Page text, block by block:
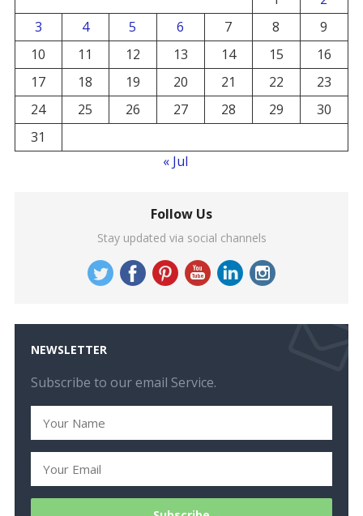
3
4 5 6 7 8
9
10
11 12 13 14 15
16
17
18 19 20 21 22
23
24
25 26 27 28 29
30
31
« Jul
Follow Us
Stay updated via social channels
NEWSLETTER
Subscribe to our email Service.